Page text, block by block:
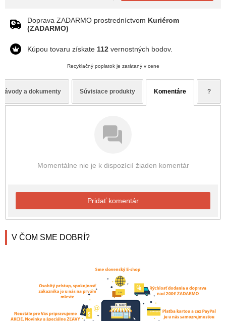
Doprava ZADARMO prostredníctvom Kuriérom
(ZADARMO)
Kúpou tovaru získate 112 vernostných bodov.
Recyklačný poplatok je zarátaný v cene
Návody a dokumenty Súvisiace produkty Komentáre ?
Momentálne nie je k dispozícií žiaden komentár
Pridať komentár
V ČOM SME DOBRÍ?